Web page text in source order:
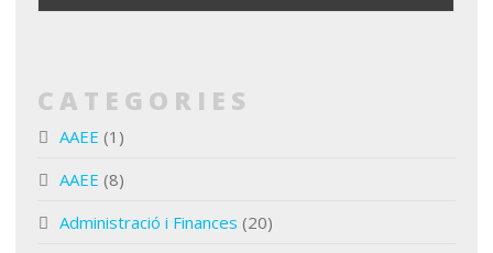
CATEGORIES
AAEE (1)
AAEE (8)
Administració i Finances (20)